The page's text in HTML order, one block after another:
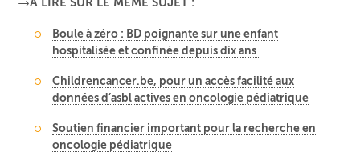
Boule à zéro : BD poignante sur une enfant
hospitalisée et confinée depuis dix ans
Childrencancer.be, pour un accès facilité aux
données d’asbl actives en oncologie pédiatrique
Soutien financier important pour la recherche en
oncologie pédiatrique